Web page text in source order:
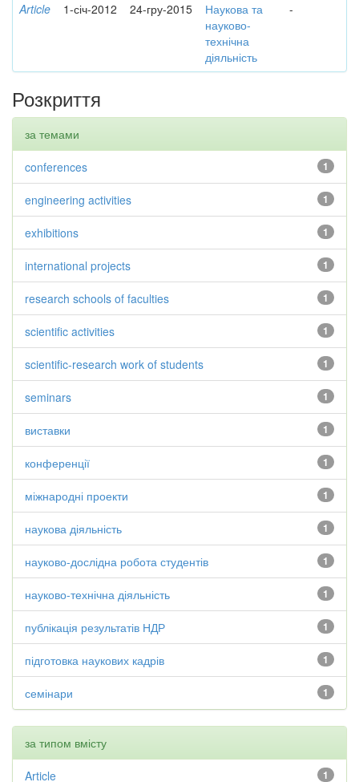
Article 1-січ-2012 24-гру-2015
Наукова та
науково-
технічна
діяльність
-
Розкриття
за темами
1
conferences
1
engineering activities
1
exhibitions
1
international projects
1
research schools of faculties
1
scientific activities
1
scientific-research work of students
1
seminars
1
виставки
1
конференції
1
міжнародні проекти
1
наукова діяльність
1
науково-дослідна робота студентів
1
науково-технічна діяльність
1
публікація результатів НДР
1
підготовка наукових кадрів
1
семінари
за типом вмісту
1
Article